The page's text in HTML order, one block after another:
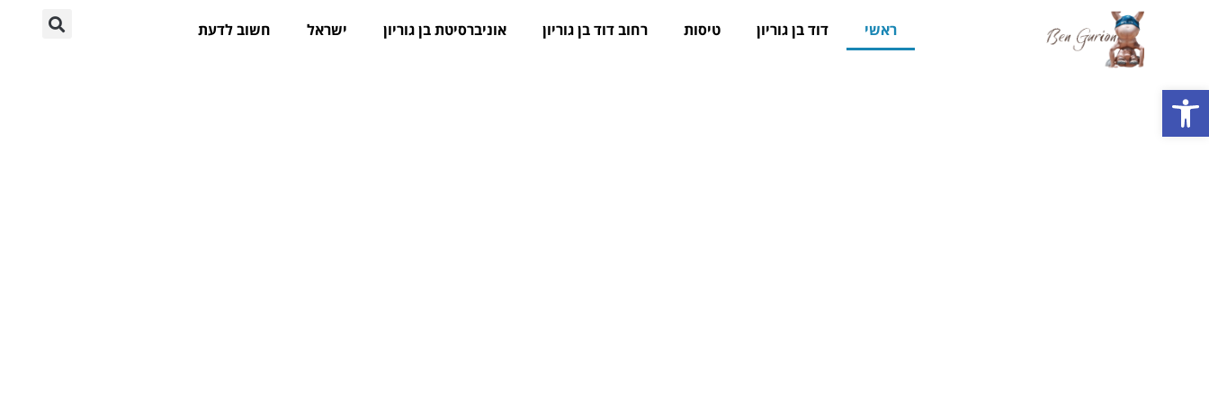
ראשי דוד בן גוריון טיסות רחוב דוד בן גוריון אוניברסיטת בן גוריון ישראל חשוב לדעת
פתח סרגל נגישות